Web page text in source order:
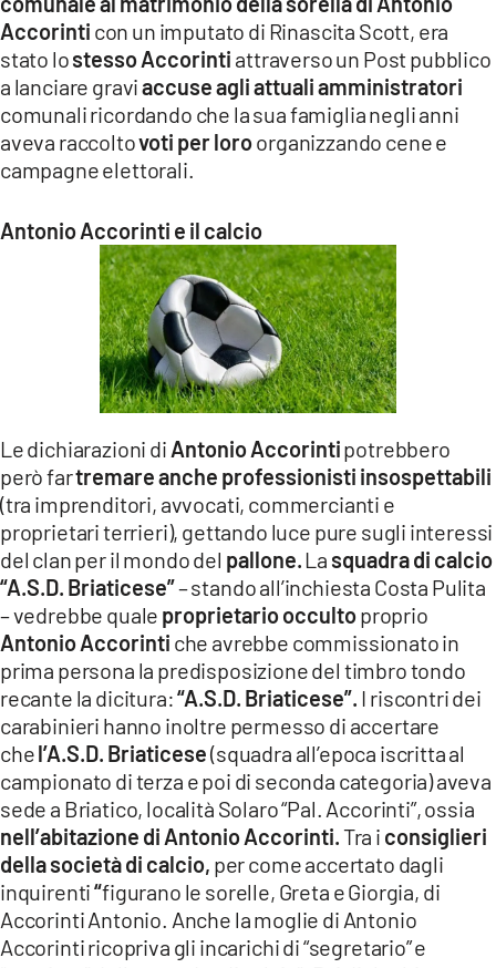
Accorinti con un imputato di Rinascita Scott, era
stato lostesso Accorinti attraverso un Post pubblico
a lanciare graviaccuse agli attuali amministratori
comunali ricordando che la sua famiglia negli anni
aveva raccoltovoti per loroorganizzando cene e
campagne elettorali.
Antonio Accorinti e il calcio
Le dichiarazioni di Antonio Accorintipotrebbero
però fartremare anche professionisti insospettabili
(tra imprenditori, avvocati, commercianti e
proprietari terrieri), gettando luce pure sugli interessi
del clan per il mondo del pallone.La squadra di calcio
“A.S.D. Briaticese”– stando all’inchiesta Costa Pulita
– vedrebbe quale proprietario occultoproprio
Antonio Accorinti che avrebbe commissionato in
prima persona la predisposizione del timbro tondo
recante la dicitura:“A.S.D. Briaticese”. I riscontri dei
carabinieri hanno inoltre permesso di accertare
chel’A.S.D. Briaticese(squadra all’epoca iscritta al
campionato di terza e poi di seconda categoria) aveva
sede a Briatico, località Solaro “Pal. Accorinti”, ossia
nell’abitazione di Antonio Accorinti.Tra i consiglieri
della società di calcio, per come accertato dagli
inquirenti“figurano le sorelle, Greta e Giorgia, di
Accorinti Antonio. Anche la moglie di Antonio
Accorinti ricopriva gli incarichi di “segretario” e